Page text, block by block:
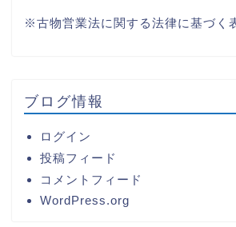
※古物営業法に関する法律に基づく
ブログ情報
ログイン
投稿フィード
コメントフィード
WordPress.org